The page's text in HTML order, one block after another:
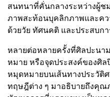
สนทนาที่คั่นกลางระหว่างผู้ช
ภาพสะท้อนบุคลิกภาพและค
ด้วยวัย ทัศนคติ และประสบก
หลายต่อหลายครั้งที่ศิลปะนา
หมาย หรือจุดประสงค์ของศิ
หมุดหมายบนเส้นทางประวัติ
ทฤษฎีต่าง ๆ มาอธิบายถึงคุ